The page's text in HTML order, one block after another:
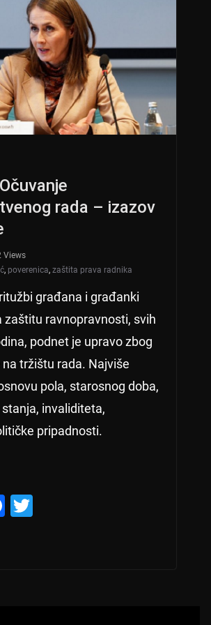
rada – izazov
Views
, poverenica, zaštita prava radnika
građana i građanki
zaštitu ravnopravnosti, svih
podnet je upravo zbog
tržištu rada. Najviše
pola, starosnog doba,
invaliditeta,
pripadnosti.
F